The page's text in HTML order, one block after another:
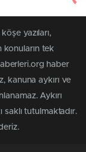
yazıları,
tek
haber
kanuna aykırı ve
Aykırı
tutulmaktadır.